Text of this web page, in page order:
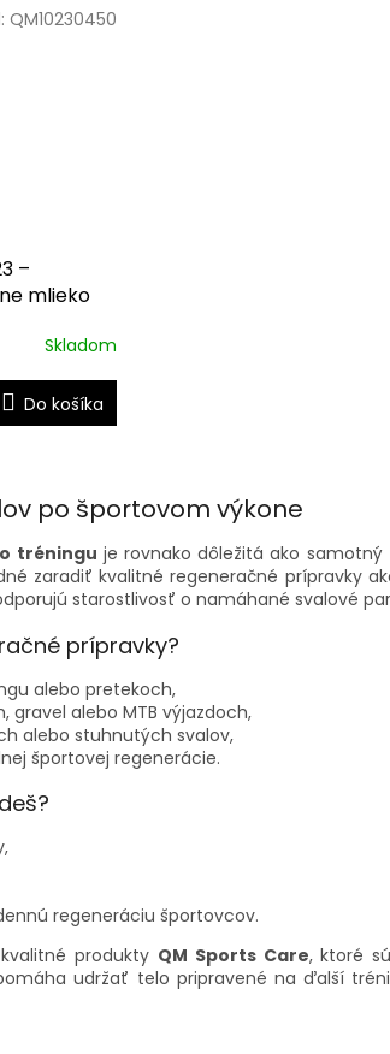
–
mlieko
Skladom
Do košíka
QM10230450
l
d
a
c
po športovom výkone
tréningu je rovnako dôležitá ako
zaradiť kvalitné regeneračné prípravky
starostlivosť o namáhané svalové
prípravky?
alebo pretekoch,
gravel alebo MTB výjazdoch,
alebo stuhnutých svalov,
športovej regenerácie.
regeneráciu športovcov.
produkty QM Sports Care, ktoré
udržať telo pripravené na ďalší